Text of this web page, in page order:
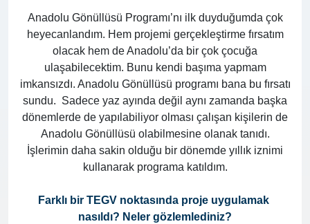
Anadolu Gönüllüsü Programı’nı ilk duyduğumda çok
heyecanlandım. Hem projemi gerçekleştirme fırsatım
olacak hem de Anadolu’da bir çok çocuğa
ulaşabilecektim. Bunu kendi başıma yapmam
imkansızdı. Anadolu Gönüllüsü programı bana bu fırsatı
sundu. Sadece yaz ayında değil aynı zamanda başka
dönemlerde de yapılabiliyor olması çalışan kişilerin de
Anadolu Gönüllüsü olabilmesine olanak tanıdı.
İşlerimin daha sakin olduğu bir dönemde yıllık iznimi
kullanarak programa katıldım.
Farklı bir TEGV noktasında proje uygulamak
nasıldı? Neler gözlemlediniz?